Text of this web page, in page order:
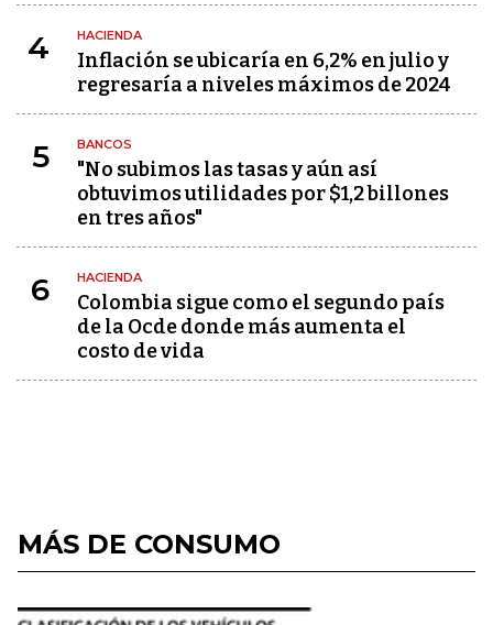
4 HACIENDA
Inflación se ubicaría en 6,2% en julio y
regresaría a niveles máximos de 2024
5 BANCOS
"No subimos las tasas y aún así
obtuvimos utilidades por $1,2 billones
en tres años"
6 HACIENDA
Colombia sigue como el segundo país
de la Ocde donde más aumenta el
costo de vida
MÁS DE CONSUMO